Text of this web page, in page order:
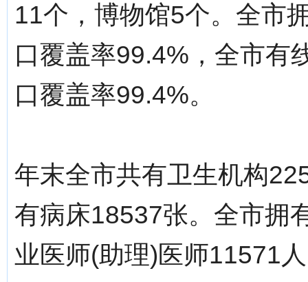
11个，博物馆5个。全市
口覆盖率99.4%，全市有
口覆盖率99.4%。
年末全市共有卫生机构
有病床18537张。全市拥
业医师(助理)医师11571